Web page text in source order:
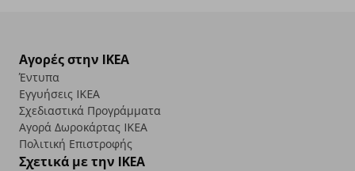
Αγορές στην IKEA
Έντυπα
Εγγυήσεις IKEA
Σχεδιαστικά Προγράμματα
Αγορά Δωρoκάρτας IKEA
Πολιτική Επιστροφής
Σχετικά με την IKEA